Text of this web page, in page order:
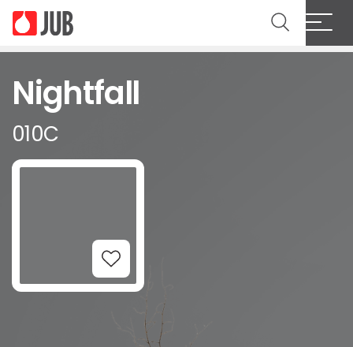
Nightfall
010C
Add to Wishlist